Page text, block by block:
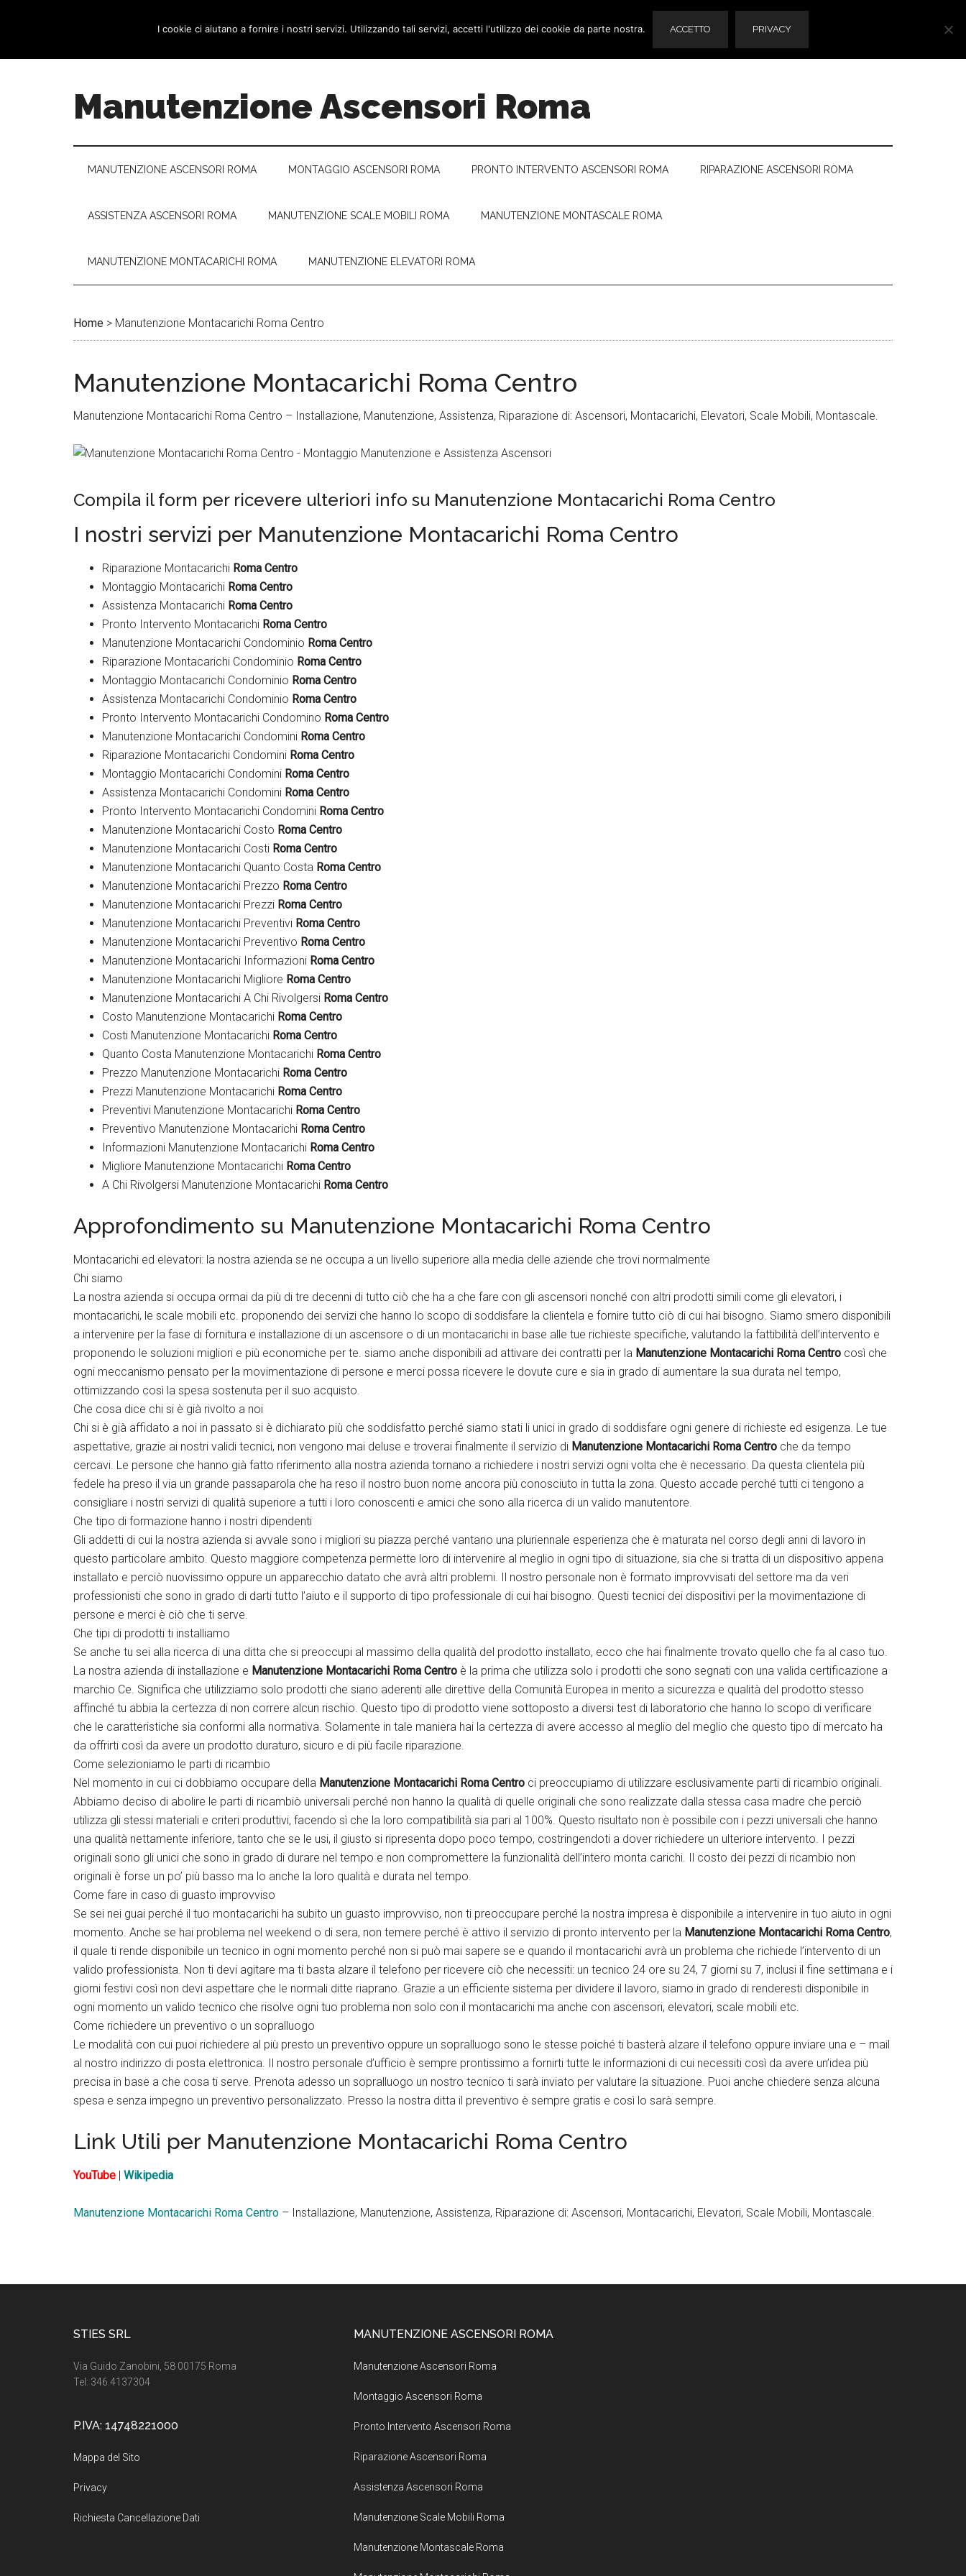
PROMOZIONI BLOG CONTATTI
Manutenzione Ascensori Roma
MANUTENZIONE ASCENSORI ROMA MONTAGGIO ASCENSORI ROMA PRONTO INTERVENTO ASCENSORI ROMA RIPARAZIONE ASCENSORI ROMA
ASSISTENZA ASCENSORI ROMA MANUTENZIONE SCALE MOBILI ROMA MANUTENZIONE MONTASCALE ROMA
MANUTENZIONE MONTACARICHI ROMA MANUTENZIONE ELEVATORI ROMA
Home > Manutenzione Montacarichi Roma Centro
Manutenzione Montacarichi Roma Centro
Manutenzione Montacarichi Roma Centro – Installazione, Manutenzione, Assistenza, Riparazione di: Ascensori, Montacarichi, Elevatori, Scale Mobili, Montascale.
Compila il form per ricevere ulteriori info su Manutenzione Montacarichi Roma Centro
I nostri servizi per Manutenzione Montacarichi Roma Centro
Riparazione Montacarichi Roma Centro
Montaggio Montacarichi Roma Centro
Assistenza Montacarichi Roma Centro
Pronto Intervento Montacarichi Roma Centro
Manutenzione Montacarichi Condominio Roma Centro
Riparazione Montacarichi Condominio Roma Centro
Montaggio Montacarichi Condominio Roma Centro
Assistenza Montacarichi Condominio Roma Centro
Pronto Intervento Montacarichi Condomino Roma Centro
Manutenzione Montacarichi Condomini Roma Centro
Riparazione Montacarichi Condomini Roma Centro
Montaggio Montacarichi Condomini Roma Centro
Assistenza Montacarichi Condomini Roma Centro
Pronto Intervento Montacarichi Condomini Roma Centro
Manutenzione Montacarichi Costo Roma Centro
Manutenzione Montacarichi Costi Roma Centro
Manutenzione Montacarichi Quanto Costa Roma Centro
Manutenzione Montacarichi Prezzo Roma Centro
Manutenzione Montacarichi Prezzi Roma Centro
Manutenzione Montacarichi Preventivi Roma Centro
Manutenzione Montacarichi Preventivo Roma Centro
Manutenzione Montacarichi Informazioni Roma Centro
Manutenzione Montacarichi Migliore Roma Centro
Manutenzione Montacarichi A Chi Rivolgersi Roma Centro
Costo Manutenzione Montacarichi Roma Centro
Costi Manutenzione Montacarichi Roma Centro
Quanto Costa Manutenzione Montacarichi Roma Centro
Prezzo Manutenzione Montacarichi Roma Centro
Prezzi Manutenzione Montacarichi Roma Centro
Preventivi Manutenzione Montacarichi Roma Centro
Preventivo Manutenzione Montacarichi Roma Centro
Informazioni Manutenzione Montacarichi Roma Centro
Migliore Manutenzione Montacarichi Roma Centro
A Chi Rivolgersi Manutenzione Montacarichi Roma Centro
Approfondimento su Manutenzione Montacarichi Roma Centro
Montacarichi ed elevatori: la nostra azienda se ne occupa a un livello superiore alla media delle aziende che trovi normalmente
Chi siamo
La nostra azienda si occupa ormai da più di tre decenni di tutto ciò che ha a che fare con gli ascensori nonché con altri prodotti simili come gli elevatori, i
montacarichi, le scale mobili etc. proponendo dei servizi che hanno lo scopo di soddisfare la clientela e fornire tutto ciò di cui hai bisogno. Siamo smero disponibili
a intervenire per la fase di fornitura e installazione di un ascensore o di un montacarichi in base alle tue richieste specifiche, valutando la fattibilità dell’intervento e
proponendo le soluzioni migliori e più economiche per te. siamo anche disponibili ad attivare dei contratti per la Manutenzione Montacarichi Roma Centro così che
ogni meccanismo pensato per la movimentazione di persone e merci possa ricevere le dovute cure e sia in grado di aumentare la sua durata nel tempo,
ottimizzando così la spesa sostenuta per il suo acquisto.
Che cosa dice chi si è già rivolto a noi
Chi si è già affidato a noi in passato si è dichiarato più che soddisfatto perché siamo stati li unici in grado di soddisfare ogni genere di richieste ed esigenza. Le tue
aspettative, grazie ai nostri validi tecnici, non vengono mai deluse e troverai finalmente il servizio di Manutenzione Montacarichi Roma Centro che da tempo
cercavi. Le persone che hanno già fatto riferimento alla nostra azienda tornano a richiedere i nostri servizi ogni volta che è necessario. Da questa clientela più
fedele ha preso il via un grande passaparola che ha reso il nostro buon nome ancora più conosciuto in tutta la zona. Questo accade perché tutti ci tengono a
consigliare i nostri servizi di qualità superiore a tutti i loro conoscenti e amici che sono alla ricerca di un valido manutentore.
Che tipo di formazione hanno i nostri dipendenti
Gli addetti di cui la nostra azienda si avvale sono i migliori su piazza perché vantano una pluriennale esperienza che è maturata nel corso degli anni di lavoro in
questo particolare ambito. Questo maggiore competenza permette loro di intervenire al meglio in ogni tipo di situazione, sia che si tratta di un dispositivo appena
installato e perciò nuovissimo oppure un apparecchio datato che avrà altri problemi. Il nostro personale non è formato improvvisati del settore ma da veri
professionisti che sono in grado di darti tutto l’aiuto e il supporto di tipo professionale di cui hai bisogno. Questi tecnici dei dispositivi per la movimentazione di
persone e merci è ciò che ti serve.
Che tipi di prodotti ti installiamo
Se anche tu sei alla ricerca di una ditta che si preoccupi al massimo della qualità del prodotto installato, ecco che hai finalmente trovato quello che fa al caso tuo.
La nostra azienda di installazione e Manutenzione Montacarichi Roma Centro è la prima che utilizza solo i prodotti che sono segnati con una valida certificazione a
marchio Ce. Significa che utilizziamo solo prodotti che siano aderenti alle direttive della Comunità Europea in merito a sicurezza e qualità del prodotto stesso
affinché tu abbia la certezza di non correre alcun rischio. Questo tipo di prodotto viene sottoposto a diversi test di laboratorio che hanno lo scopo di verificare
che le caratteristiche sia conformi alla normativa. Solamente in tale maniera hai la certezza di avere accesso al meglio del meglio che questo tipo di mercato ha
da offrirti così da avere un prodotto duraturo, sicuro e di più facile riparazione.
Come selezioniamo le parti di ricambio
Nel momento in cui ci dobbiamo occupare della Manutenzione Montacarichi Roma Centro ci preoccupiamo di utilizzare esclusivamente parti di ricambio originali.
Abbiamo deciso di abolire le parti di ricambiò universali perché non hanno la qualità di quelle originali che sono realizzate dalla stessa casa madre che perciò
utilizza gli stessi materiali e criteri produttivi, facendo sì che la loro compatibilità sia pari al 100%. Questo risultato non è possibile con i pezzi universali che hanno
una qualità nettamente inferiore, tanto che se le usi, il giusto si ripresenta dopo poco tempo, costringendoti a dover richiedere un ulteriore intervento. I pezzi
originali sono gli unici che sono in grado di durare nel tempo e non compromettere la funzionalità dell’intero monta carichi. Il costo dei pezzi di ricambio non
originali è forse un po’ più basso ma lo anche la loro qualità e durata nel tempo.
Come fare in caso di guasto improvviso
Se sei nei guai perché il tuo montacarichi ha subito un guasto improvviso, non ti preoccupare perché la nostra impresa è disponibile a intervenire in tuo aiuto in ogni
momento. Anche se hai problema nel weekend o di sera, non temere perché è attivo il servizio di pronto intervento per la Manutenzione Montacarichi Roma Centro,
il quale ti rende disponibile un tecnico in ogni momento perché non si può mai sapere se e quando il montacarichi avrà un problema che richiede l’intervento di un
valido professionista. Non ti devi agitare ma ti basta alzare il telefono per ricevere ciò che necessiti: un tecnico 24 ore su 24, 7 giorni su 7, inclusi il fine settimana e i
giorni festivi così non devi aspettare che le normali ditte riaprano. Grazie a un efficiente sistema per dividere il lavoro, siamo in grado di renderesti disponibile in
ogni momento un valido tecnico che risolve ogni tuo problema non solo con il montacarichi ma anche con ascensori, elevatori, scale mobili etc.
Come richiedere un preventivo o un sopralluogo
Le modalità con cui puoi richiedere al più presto un preventivo oppure un sopralluogo sono le stesse poiché ti basterà alzare il telefono oppure inviare una e – mail
al nostro indirizzo di posta elettronica. Il nostro personale d’ufficio è sempre prontissimo a fornirti tutte le informazioni di cui necessiti così da avere un’idea più
precisa in base a che cosa ti serve. Prenota adesso un sopralluogo un nostro tecnico ti sarà inviato per valutare la situazione. Puoi anche chiedere senza alcuna
spesa e senza impegno un preventivo personalizzato. Presso la nostra ditta il preventivo è sempre gratis e così lo sarà sempre.
Link Utili per Manutenzione Montacarichi Roma Centro
YouTube | Wikipedia
Manutenzione Montacarichi Roma Centro – Installazione, Manutenzione, Assistenza, Riparazione di: Ascensori, Montacarichi, Elevatori, Scale Mobili, Montascale.
STIES SRL
Via Guido Zanobini, 58 00175 Roma
Tel: 346.4137304
P.IVA: 14748221000
Mappa del Sito
Privacy
Richiesta Cancellazione Dati
MANUTENZIONE ASCENSORI ROMA
Manutenzione Ascensori Roma
Montaggio Ascensori Roma
Pronto Intervento Ascensori Roma
Riparazione Ascensori Roma
Assistenza Ascensori Roma
Manutenzione Scale Mobili Roma
Manutenzione Montascale Roma
I cookie ci aiutano a fornire i nostri servizi. Utilizzando tali servizi, accetti l'utilizzo dei cookie da parte nostra. ACCETTO PRIVACY